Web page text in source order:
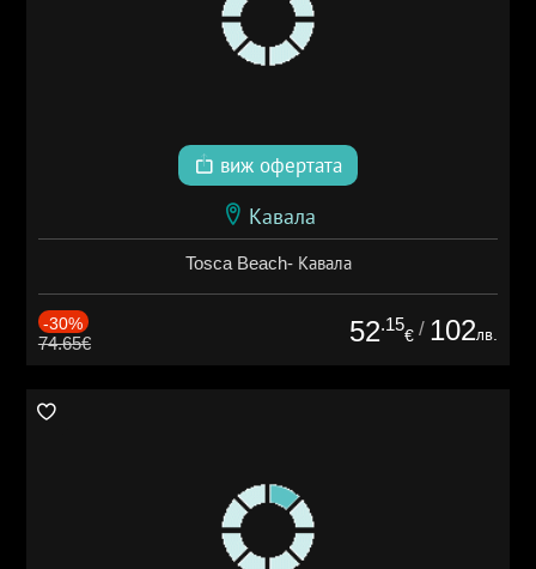
виж офертата
Кавала
Tosca Beach- Кавала
-30%
74.65€ 52.15
€ / 102лв.